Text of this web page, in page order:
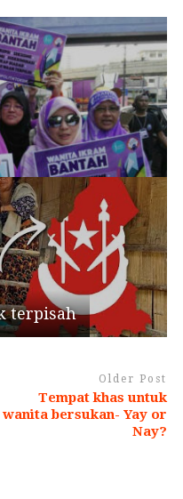
terpisah
Older Post
Tempat khas untuk
wanita bersukan- Yay or
Nay?